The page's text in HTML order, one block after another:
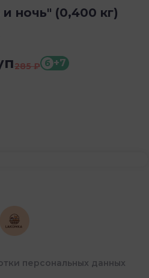
ночь" (0,400 кг)
285 ₽ б +7
персональных данных